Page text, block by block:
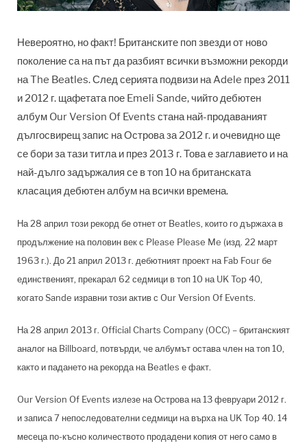
Невероятно, но факт! Британските поп звезди от ново
поколение са на път да разбият всички възможни рекорди
на The Beatles. След серията подвизи на Adele през 2011
и 2012 г. щафетата пое Emeli Sande, чийто дебютен
албум Our Version Of Events стана най-продаваният
дългосвирещ запис на Острова за 2012 г. и очевидно ще
се бори за тази титла и през 2013 г. Това е заглавието и на
най-дълго задържалия се в топ 10 на британската
класация дебютен албум на всички времена.
На 28 април този рекорд бе отнет от Beatles, които го държаха в
продължение на половин век с Please Please Me (изд. 22 март
1963 г.). До 21 април 2013 г. дебютният проект на Fab Four бе
единственият, прекарал 62 седмици в топ 10 на UK Top 40,
когато Sande изравни този актив с Our Version Of Events.
На 28 април 2013 г. Official Charts Company (OCC) – британският
аналог на Billboard, потвърди, че албумът остава член на топ 10,
както и падането на рекорда на Beatles е факт.
Our Version Of Events излезе на Острова на 13 февруари 2012 г.
и записа 7 непоследователни седмици на върха на UK Top 40. 14
месеца по-късно количеството продадени копия от него само в